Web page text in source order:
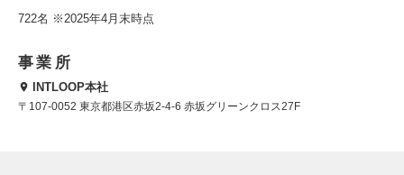
722名 ※2025年4月末時点
事業所
INTLOOP本社
〒107-0052 東京都港区赤坂2-4-6 赤坂グリーンクロス27F